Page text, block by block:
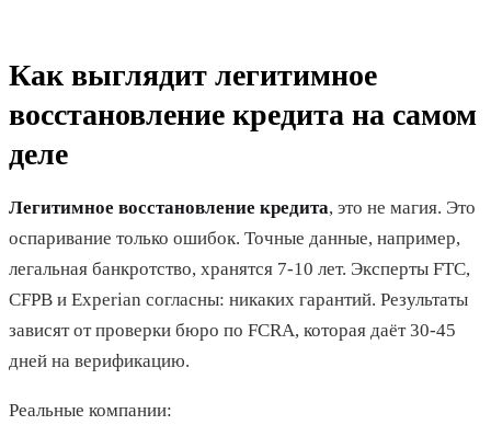
Как выглядит легитимное
восстановление кредита на самом
деле
Легитимное восстановление кредита, это не магия. Это
оспаривание только ошибок. Точные данные, например,
легальная банкротство, хранятся 7-10 лет. Эксперты FTC,
CFPB и Experian согласны: никаких гарантий. Результаты
зависят от проверки бюро по FCRA, которая даёт 30-45
дней на верификацию.
Реальные компании: